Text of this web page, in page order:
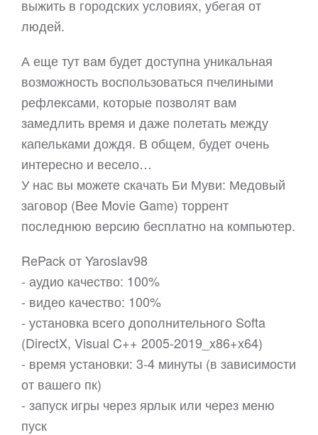
выжить в городских условиях, убегая от
людей.
А еще тут вам будет доступна уникальная
возможность воспользоваться пчелиными
рефлексами, которые позволят вам
замедлить время и даже полетать между
капельками дождя. В общем, будет очень
интересно и весело…
У нас вы можете скачать Би Муви: Медовый
заговор (Bee Movie Game) торрент
последнюю версию бесплатно на компьютер.
RePack от Yaroslav98
- аудио качество: 100%
- видео качество: 100%
- установка всего дополнительного Softa
(DirectX, Visual C++ 2005-2019_x86+x64)
- время установки: 3-4 минуты (в зависимости
от вашего пк)
- запуск игры через ярлык или через меню
пуск